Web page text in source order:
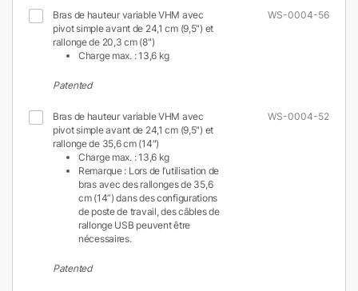
Bras de hauteur variable VHM avec
pivot simple avant de 24,1 cm (9,5") et
rallonge de 20,3 cm (8")
Charge max. : 13,6 kg
Patented
WS-0004-56
Bras de hauteur variable VHM avec
pivot simple avant de 24,1 cm (9,5") et
rallonge de 35,6 cm (14")
Charge max. : 13,6 kg
Remarque : Lors de l’utilisation de
bras avec des rallonges de 35,6
cm (14”) dans des configurations
de poste de travail, des câbles de
rallonge USB peuvent être
nécessaires.
Patented
WS-0004-52